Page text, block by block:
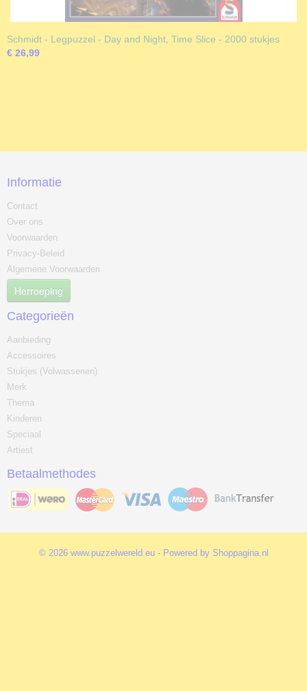
Schmidt - Legpuzzel - Day and Night, Time Slice - 2000 stukjes
€ 26,99
Informatie
Contact
Over ons
Voorwaarden
Privacy-Beleid
Algemene Voorwaarden
Herroeping
Categorieën
Aanbieding
Accessoires
Stukjes (Volwassenen)
Merk
Thema
Kinderen
Speciaal
Artiest
Betaalmethodes
© 2026 www.puzzelwereld.eu - Powered by Shoppagina.nl